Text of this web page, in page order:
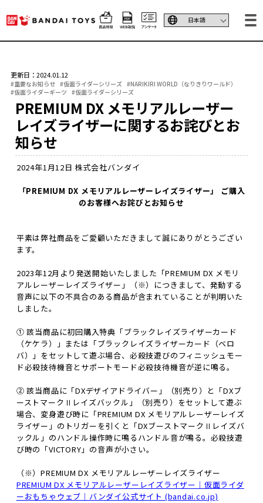
更新日：2024.01.12
#重要なお知らせ #仮面ライダーシリーズ #NARIKIRI WORLD（なりきりワールド）
#仮面ライダーギーツ #仮面ライダーシリーズ
PREMIUM DX メモリアルレーザー
レイズライザーに関するお詫びとお
知らせ
2024年1月12日 株式会社バンダイ
「PREMIUM DX メモリアルレーザーレイズライザー」 ご購入
のお客様へお詫びとお知らせ
平素は弊社商品をご愛顧いただきまして誠にありがとうござい
ます。
2023年12月より発送開始いたしました「PREMIUM DX メモリ
アルレーザーレイズライザー」（※）につきまして、発動する
音声に以下の不具合のある商品が含まれていることが判明いた
しました。
① 該当商品に初回購入特典「ブラックレイズライザーカード
（ケケラ）」または「ブラックレイズライザーカード（ベロ
バ）」をセットして遊ぶ場合、必殺技遊びのフィニッシュモー
ド必殺技待機音とサポートモード必殺技待機音が逆に鳴る。
② 該当商品に「DXデザイアドライバー」（別売り）と「DXブ
ーストマークⅡレイズバックル」（別売り）をセットして遊ぶ
場合、変身遊び時に「PREMIUM DX メモリアルレーザーレイズ
ライザー」のトリガーを引くと「DXブーストマークⅡレイズバ
ックル」のハンドル操作時に鳴るハンドル音が鳴る。必殺技遊
び時の「VICTORY」の音声が小さい。
（※）PREMIUM DX メモリアルレーザーレイズライザー
PREMIUM DX メモリアルレーザーレイズライザー｜仮面ライダ
ーおもちゃウェブ｜バンダイ公式サイト (bandai.co.jp)